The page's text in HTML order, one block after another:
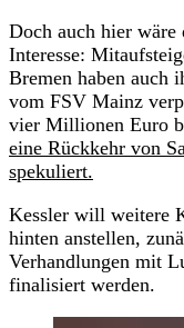
Doch auch hier
Interesse:
Bremen haben auch
vom FSV Mainz
vier Millionen Euro
eine Rückkehr von
spekuliert.
Kessler will weitere
hinten anstellen,
Verhandlungen mit
finalisiert werden.